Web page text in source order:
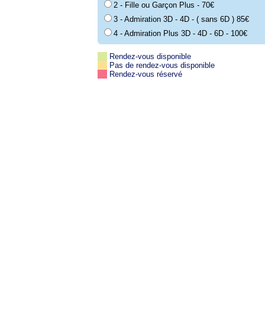
2 - Fille ou Garçon Plus - 70€
3 - Admiration 3D - 4D - ( sans 6D ) 85€
4 - Admiration Plus 3D - 4D - 6D - 100€
Rendez-vous disponible
Pas de rendez-vous disponible
Rendez-vous réservé